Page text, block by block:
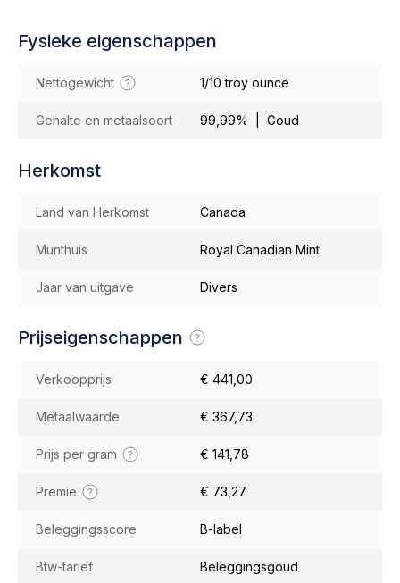
Fysieke eigenschappen
Nettogewicht 1/10 troy ounce
Gehalte en metaalsoort 99,99% | Goud
Herkomst
Land van Herkomst Canada
Munthuis Royal Canadian Mint
Jaar van uitgave Divers
Prijseigenschappen
Verkoopprijs € 441,00
Metaalwaarde € 367,73
Prijs per gram € 141,78
Premie € 73,27
Beleggingsscore B-label
Btw-tarief Beleggingsgoud